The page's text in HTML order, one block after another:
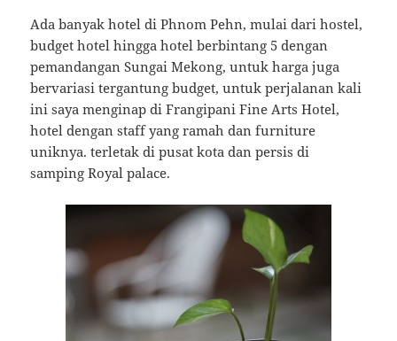
Ada banyak hotel di Phnom Pehn, mulai dari hostel,
budget hotel hingga hotel berbintang 5 dengan
pemandangan Sungai Mekong, untuk harga juga
bervariasi tergantung budget, untuk perjalanan kali
ini saya menginap di Frangipani Fine Arts Hotel,
hotel dengan staff yang ramah dan furniture
uniknya. terletak di pusat kota dan persis di
samping Royal palace.